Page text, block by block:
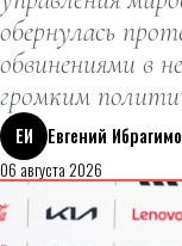
обернулась
обвинениями в
громким
ЕИ
Евгений
06 августа 2026